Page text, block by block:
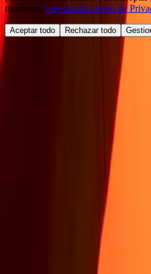
momento. Lee nuestro Aviso de
Aceptar todo Rechazar todo